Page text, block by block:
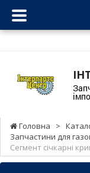
Головна >
Запчастини для
Сегмент січкарні